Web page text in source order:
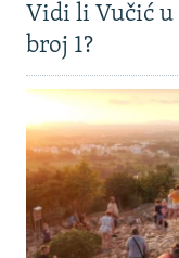
Vidi li Vučić
broj 1?